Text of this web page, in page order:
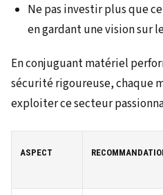
Ne pas investir plus que
en gardant une vision sur
En conjuguant matériel
sécurité rigoureuse, chaque
exploiter ce secteur
ASPECT